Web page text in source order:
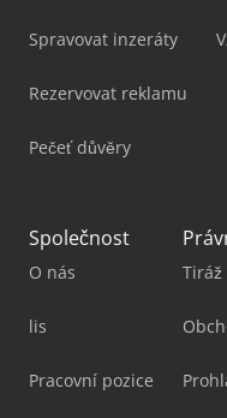
Spravovat inzeráty
Rezervovat reklamu
Pečeť důvěry
Společnost
O nás
lis
Pracovní pozice
Tiráž